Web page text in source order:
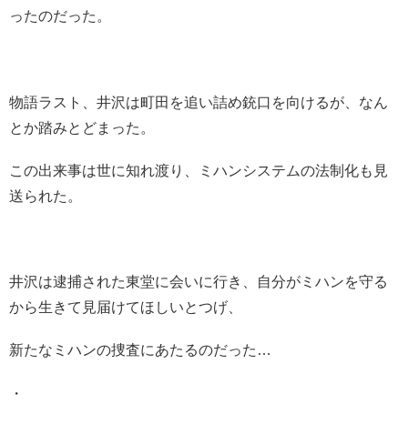
ったのだった。
物語ラスト、井沢は町田を追い詰め銃口を向けるが、なん
とか踏みとどまった。
この出来事は世に知れ渡り、ミハンシステムの法制化も見
送られた。
井沢は逮捕された東堂に会いに行き、自分がミハンを守る
から生きて見届けてほしいとつげ、
新たなミハンの捜査にあたるのだった…
・